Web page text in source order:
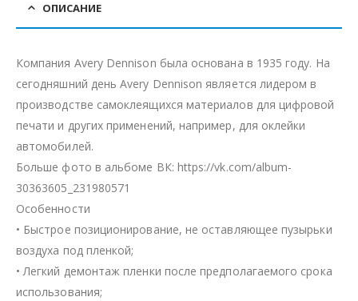
ОПИСАНИЕ
Компания Avery Dennison была основана в 1935 году. На
сегодняшний день Avery Dennison является лидером в
производстве самоклеящихся материалов для цифровой
печати и других применений, например, для оклейки
автомобилей.
Больше фото в альбоме ВК: https://vk.com/album-
30363605_231980571
Особенности
• Быстрое позиционирование, не оставляющее пузырьки
воздуха под пленкой;
• Легкий демонтаж пленки после предполагаемого срока
использования;